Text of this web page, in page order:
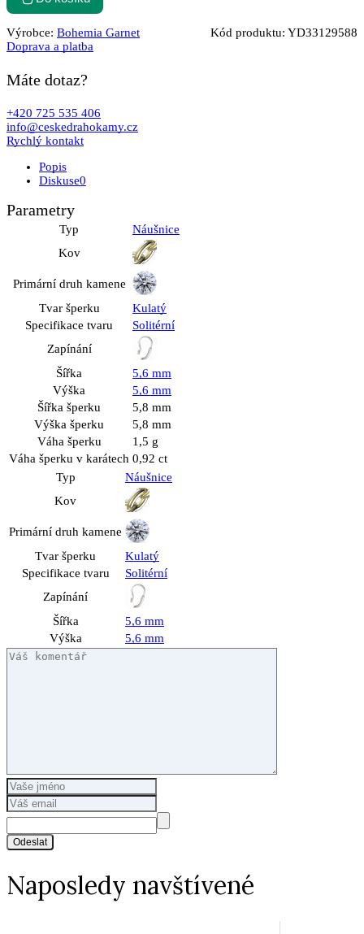
Výrobce: Bohemia Garnet Kód produktu: YD33129588
Doprava a platba
Máte dotaz?
+420 725 535 406
info@ceskedrahokamy.cz
Rychlý kontakt
Popis
Diskuse0
Parametry
Typ
Náušnice
Kov
Primární druh kamene
Tvar šperku
Kulatý
Specifikace tvaru
Solitérní
Zapínání
Šířka
5,6 mm
Výška
5,6 mm
Šířka šperku
5,8 mm
Výška šperku
5,8 mm
Váha šperku
1,5 g
Váha šperku v karátech 0,92 ct
Typ
Náušnice
Kov
Primární druh kamene
Tvar šperku
Kulatý
Specifikace tvaru
Solitérní
Zapínání
Šířka
5,6 mm
Výška
5,6 mm
Odeslat
Naposledy navštívené